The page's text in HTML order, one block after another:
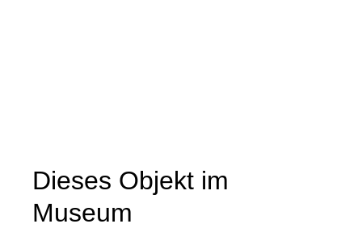
Dieses Objekt im
Museum